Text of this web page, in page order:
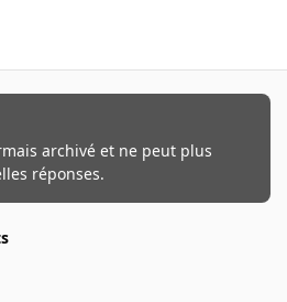
archivé et ne peut plus
réponses.